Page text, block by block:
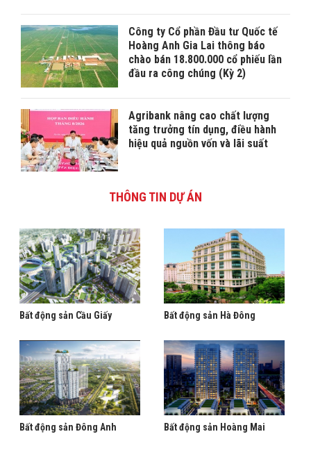
Công ty Cổ phần Đầu tư Quốc tế
Hoàng Anh Gia Lai thông báo
chào bán 18.800.000 cổ phiếu lần
đầu ra công chúng (Kỳ 2)
Agribank nâng cao chất lượng
tăng trưởng tín dụng, điều hành
hiệu quả nguồn vốn và lãi suất
THÔNG TIN DỰ ÁN
Bất động sản Cầu Giấy
Bất động sản Đông Anh
Bất động sản Hà Đông
Bất động sản Hoàng Mai